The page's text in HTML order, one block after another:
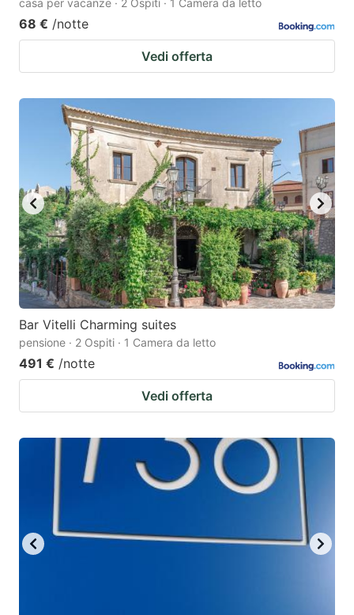
68 € /notte
Vedi offerta
Bar Vitelli Charming suites
pensione · 2 Ospiti · 1 Camera da letto
491 € /notte
Vedi offerta